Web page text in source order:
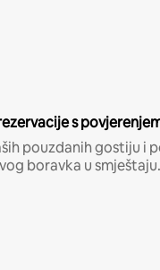
s
pouzdanih gostiju i
boravka u smještaju.